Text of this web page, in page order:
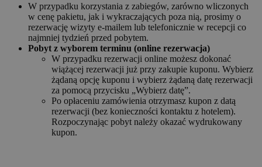
W przypadku korzystania z zabiegów, zarówno wliczonych
w cenę pakietu, jak i wykraczających poza nią, prosimy o
rezerwację wizyty e-mailem lub telefonicznie w recepcji co
najmniej tydzień przed pobytem.
Pobyt z wyborem terminu (online rezerwacja)
W przypadku rezerwacji online możesz dokonać
wiążącej rezerwacji już przy zakupie kuponu. Wybierz
żądaną opcję kuponu i wybierz żądaną datę rezerwacji
za pomocą przycisku „Wybierz datę”.
Po opłaceniu zamówienia otrzymasz kupon z datą
rezerwacji (bez konieczności kontaktu z hotelem).
Rozpoczynając pobyt należy okazać wydrukowany
kupon.